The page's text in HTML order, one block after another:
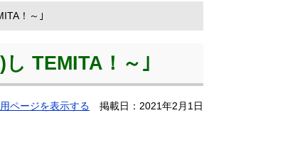
！～｣
TEMITA！～｣
ページを表示する 掲載日：2021年2月1日